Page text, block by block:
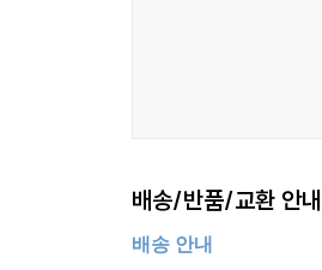
배송/반품/교환 안내
배송 안내